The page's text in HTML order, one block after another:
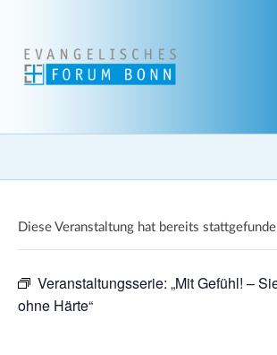
Diese Veranstaltung hat bereits
Veranstaltungsserie: „Mit Gefühl! –
ohne Härte“